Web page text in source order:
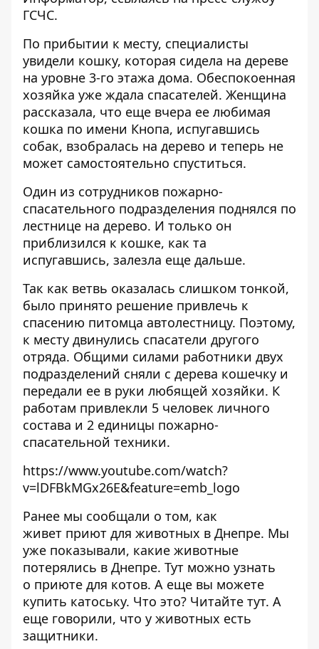
ГСЧС.
По прибытии к месту, специалисты
увидели кошку, которая сидела на дереве
на уровне 3-го этажа дома. Обеспокоенная
хозяйка уже ждала спасателей. Женщина
рассказала, что еще вчера ее любимая
кошка по имени Кнопа, испугавшись
собак, взобралась на дерево и теперь не
может самостоятельно спуститься.
Один из сотрудников пожарно-
спасательного подразделения поднялся по
лестнице на дерево. И только он
приблизился к кошке, как та
испугавшись, залезла еще дальше.
Так как ветвь оказалась слишком тонкой,
было принято решение привлечь к
спасению питомца автолестницу. Поэтому,
к месту двинулись спасатели другого
отряда. Общими силами работники двух
подразделений сняли с дерева кошечку и
передали ее в руки любящей хозяйки. К
работам привлекли 5 человек личного
состава и 2 единицы пожарно-
спасательной техники.
https://www.youtube.com/watch?
v=lDFBkMGx26E&feature=emb_logo
Ранее мы сообщали о том, как
живет приют для животных в Днепре. Мы
уже показывали, какие животные
потерялись в Днепре. Тут можно узнать
о приюте для котов. А еще вы можете
купить катоську. Что это? Читайте тут. А
еще говорили, что у животных есть
защитники.